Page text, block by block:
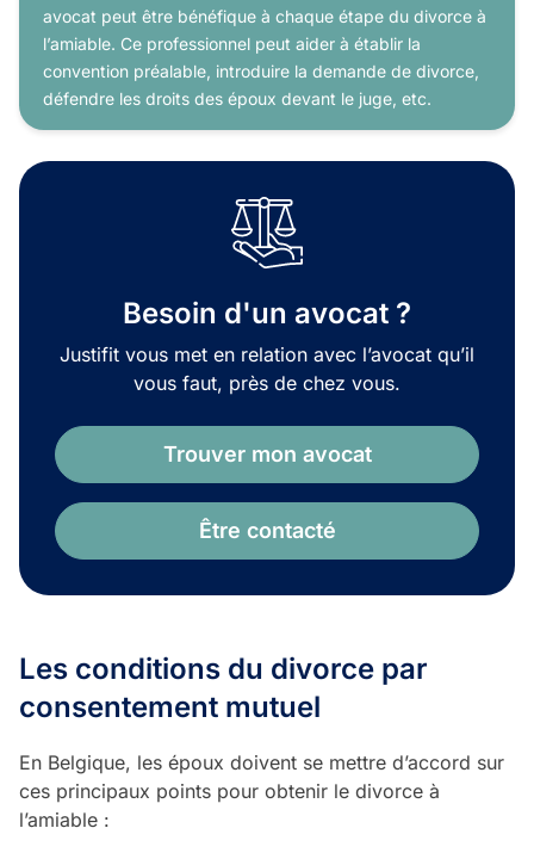
avocat peut être bénéfique à chaque étape du divorce à
l’amiable. Ce professionnel peut aider à établir la
convention préalable, introduire la demande de divorce,
défendre les droits des époux devant le juge, etc.
Besoin d'un avocat ?
Justifit vous met en relation avec l’avocat qu’il
vous faut, près de chez vous.
Trouver mon avocat
Être contacté
Les conditions du divorce par
consentement mutuel
En Belgique, les époux doivent se mettre d’accord sur
ces principaux points pour obtenir le divorce à
l’amiable :